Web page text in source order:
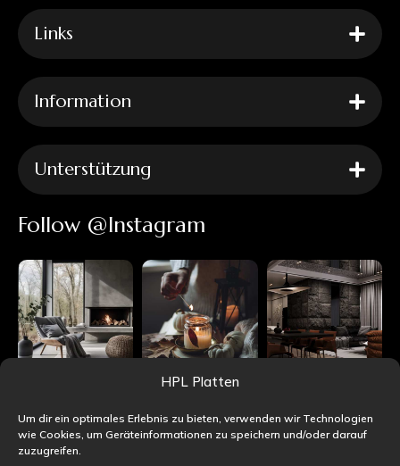
HPL Platten
Um dir ein optimales Erlebnis zu bieten, verwenden wir Technologien
wie Cookies, um Geräteinformationen zu speichern und/oder darauf
zuzugreifen.
Links
Information
Unterstützung
Follow @Instagram